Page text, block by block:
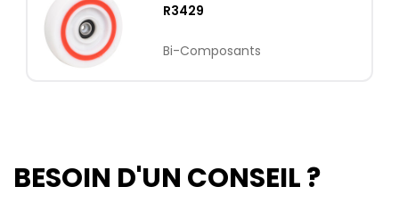
R3429
Bi-Composants
BESOIN D'UN CONSEIL ?